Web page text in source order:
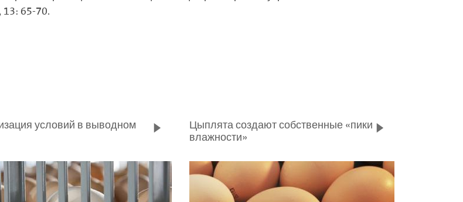
65-70.
условий в выводном
Цыплята создают собственные «пики
влажности»